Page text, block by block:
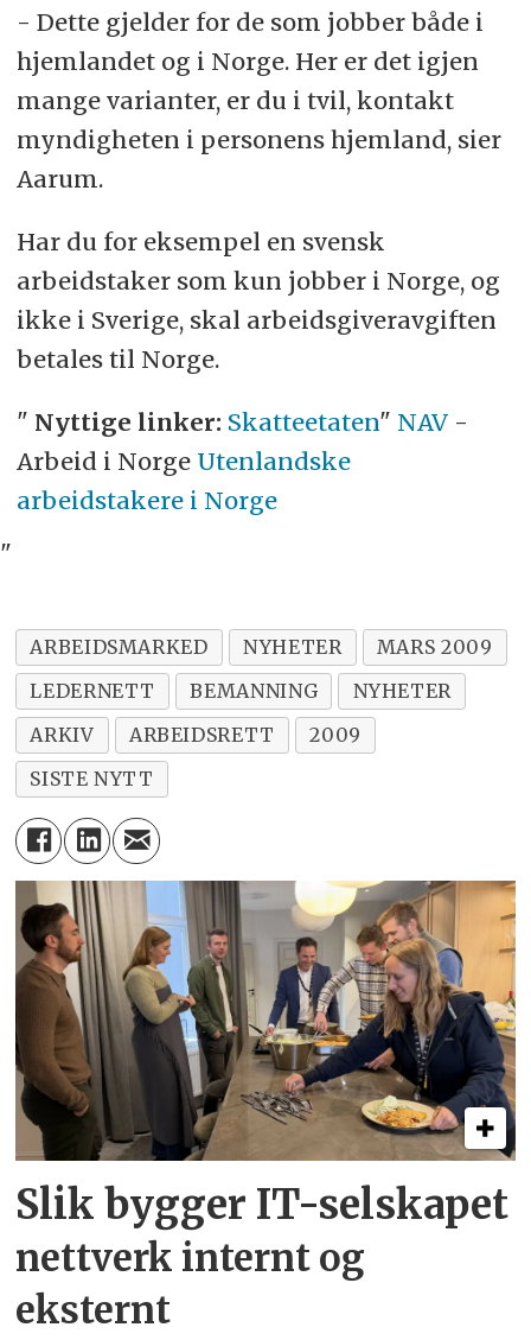
- Dette gjelder for de som jobber både i
hjemlandet og i Norge. Her er det igjen
mange varianter, er du i tvil, kontakt
myndigheten i personens hjemland, sier
Aarum.
Har du for eksempel en svensk
arbeidstaker som kun jobber i Norge, og
ikke i Sverige, skal arbeidsgiveravgiften
betales til Norge.
" Nyttige linker: Skatteetaten" NAV -
Arbeid i Norge Utenlandske
arbeidstakere i Norge
"
ARBEIDSMARKED NYHETER
MARS 2009
LEDERNETT
BEMANNING
NYHETER
ARKIV
ARBEIDSRETT
2009
SISTE NYTT
Slik bygger IT-selskapet
nettverk internt og
eksternt